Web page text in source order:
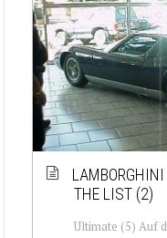
THE LIST (2)
Ultimate (5) Auf